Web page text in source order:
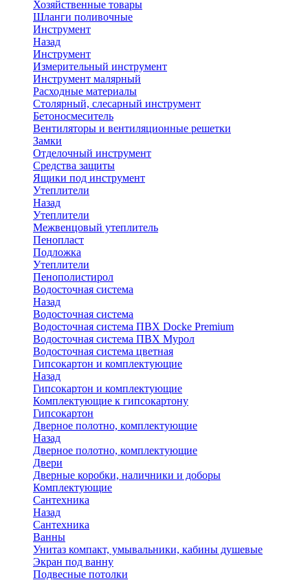
Хозяйственные товары
Шланги поливочные
Инструмент
Назад
Инструмент
Измерительный инструмент
Инструмент малярный
Расходные материалы
Столярный, слесарный инструмент
Бетоносмеситель
Вентиляторы и вентиляционные решетки
Замки
Отделочный инструмент
Средства защиты
Ящики под инструмент
Утеплители
Назад
Утеплители
Межвенцовый утеплитель
Пенопласт
Подложка
Утеплители
Пенополистирол
Водосточная система
Назад
Водосточная система
Водосточная система ПВХ Docke Premium
Водосточная система ПВХ Мурол
Водосточная система цветная
Гипсокартон и комплектующие
Назад
Гипсокартон и комплектующие
Комплектующие к гипсокартону
Гипсокартон
Дверное полотно, комплектующие
Назад
Дверное полотно, комплектующие
Двери
Дверные коробки, наличники и доборы
Комплектующие
Сантехника
Назад
Сантехника
Ванны
Унитаз компакт, умывальники, кабины душевые
Экран под ванну
Подвесные потолки